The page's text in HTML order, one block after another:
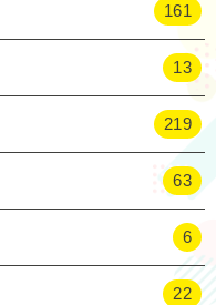
161
13
219
63
6
22